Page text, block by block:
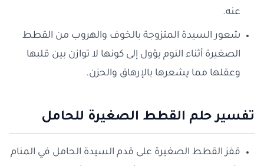
عنه.
شعور السيدة المتزوجة بالخوف والهروب من القطط
الصغيرة أثناء النوم يؤول إلى كونها لا توازن بين قلبها
وعقلها مما يشعرها بالإرهاق والحزن.
تفسير حلم القطط الصغيرة للحامل
قفز القطط الصغيرة على قدم السيدة الحامل في المنام